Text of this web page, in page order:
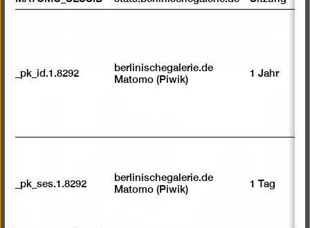
in
_pk_id.1.8292
berlinischegalerie.de
Matomo (Piwik)
1 Jahr
_pk_ses.1.8292
berlinischegalerie.de
Matomo (Piwik)
1 Tag